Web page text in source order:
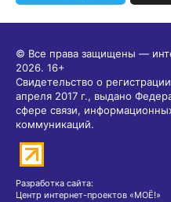
© Все права защищены —
2026. 16+
Свидетельство о
апреля 2017 г., выдано
сфере связи,
коммуникаций.
Разработка сайта:
Центр интернет-проектов «МОЁ!»